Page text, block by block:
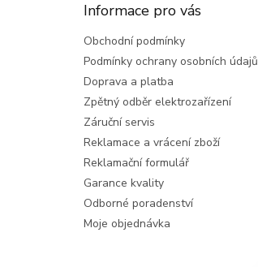
Informace pro vás
Obchodní podmínky
Podmínky ochrany osobních údajů
Doprava a platba
Zpětný odběr elektrozařízení
Záruční servis
Reklamace a vrácení zboží
Reklamační formulář
Garance kvality
Odborné poradenství
Moje objednávka